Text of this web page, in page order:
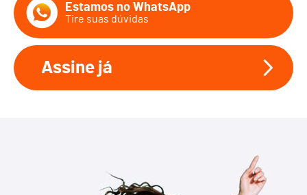
Estamos no WhatsApp
Tire suas dúvidas
Assine já